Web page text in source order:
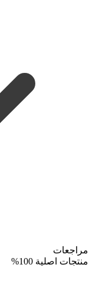
مراجعات
منتجات اصلية 100%